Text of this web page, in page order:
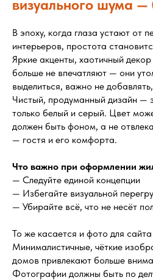
визуального шума
В эпоху, когда глаза устают от
интерьеров, простота
Яркие акценты, хаотичный
больше не впечатляют — они
выделиться, важно не
Чистый, продуманный дизайн —
только белый и серый. Цвет
должен быть фоном, а не
— гостя и его комфорта.
Что важно при оформлении
— Следуйте единой концепции
— Избегайте визуальной
— Убирайте всё, что не несёт
То же касается и фото для
Минималистичные, чёткие
домов привлекают больше
Фотографии должны быть по